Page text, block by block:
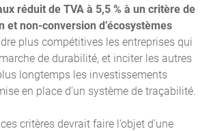
réduit de TVA à 5,5 % à un critère de
et non-conversion d’écosystèmes
plus compétitives les entreprises qui
de durabilité, et inciter les autres
longtemps les investissements
en place d’un système de traçabilité.
critères devrait faire l’objet d’une